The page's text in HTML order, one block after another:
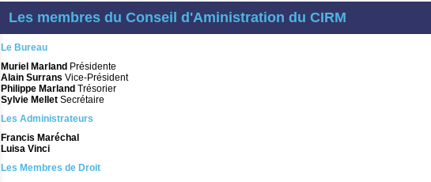
Les membres du Conseil d'Aministration du CIRM
Le Bureau
Muriel Marland Présidente
Alain Surrans Vice-Président
Philippe Marland Trésorier
Sylvie Mellet Secrétaire
Les Administrateurs
Francis Maréchal
Luisa Vinci
Les Membres de Droit